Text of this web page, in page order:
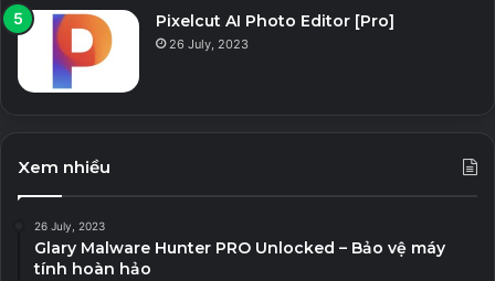
Pixelcut AI Photo Editor [Pro]
26 July, 2023
Xem nhiều
26 July, 2023
Glary Malware Hunter PRO Unlocked – Bảo vệ máy
tính hoàn hảo